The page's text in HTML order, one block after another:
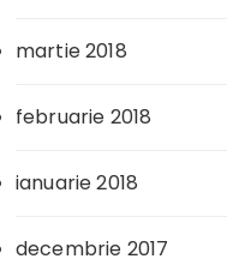
martie 2018
februarie 2018
ianuarie 2018
decembrie 2017